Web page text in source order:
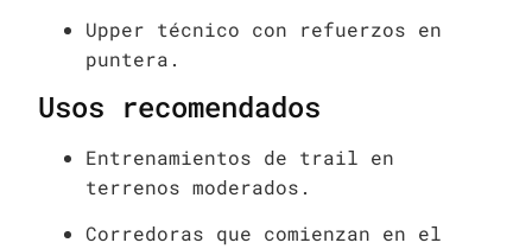
Upper técnico con refuerzos en
puntera.
Usos recomendados
Entrenamientos de trail en
terrenos moderados.
Corredoras que comienzan en el